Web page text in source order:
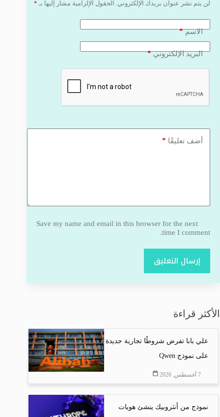
لن يتم نشر عنوان بريدك الإلكتروني. الحقول الإلزامية مشار إليها بـ *
الاسم*
البريد الإلكتروني*
أضف تعليقًا *
Save my name and email in this browser for the next
time I comment.
إرسال التعليق
الأكثر قراءة
علي بابا تفرض شروطًا تجارية جديدة
على نموذج Qwen
7 أغسطس, 2026
نموذج من أنثروبيك ينشئ هويات